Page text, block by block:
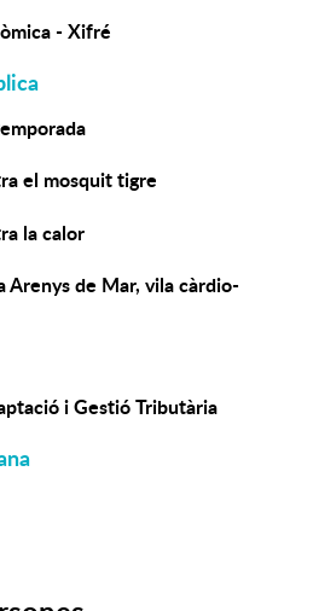
- Xifré
el mosquit tigre
la calor
Arenys de Mar, vila càrdio-
i Gestió Tributària